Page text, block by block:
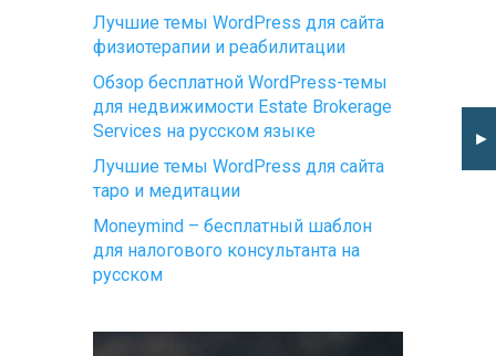
Лучшие темы WordPress для сайта
физиотерапии и реабилитации
Обзор бесплатной WordPress-темы
для недвижимости Estate Brokerage
Services на русском языке
Лучшие темы WordPress для сайта
таро и медитации
Moneymind – бесплатный шаблон
для налогового консультанта на
русском
►